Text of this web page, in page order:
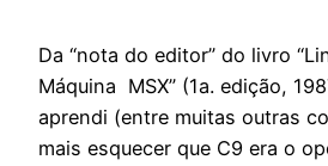
Da “nota do editor” do livro
Máquina MSX” (1a. edição,
aprendi (entre muitas outras
mais esquecer que C9 era o